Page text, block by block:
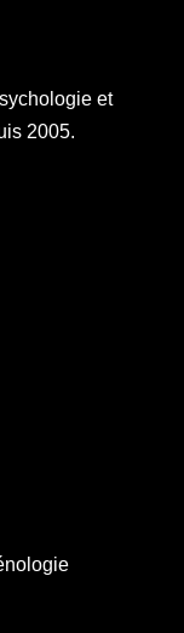
et
2005.